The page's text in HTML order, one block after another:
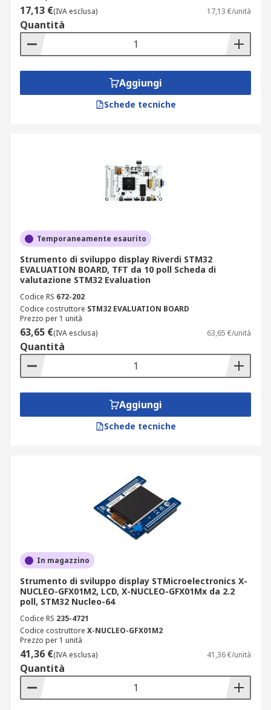
17,13 €(IVA esclusa) 17,13 €/unità
Quantità
Aggiungi
Schede tecniche
Temporaneamente esaurito
Strumento di sviluppo display Riverdi STM32
EVALUATION BOARD, TFT da 10 poll Scheda di
valutazione STM32 Evaluation
Codice RS 672-202
Codice costruttore STM32 EVALUATION BOARD
Prezzo per 1 unità
63,65 €(IVA esclusa) 63,65 €/unità
Quantità
Aggiungi
Schede tecniche
In magazzino
Strumento di sviluppo display STMicroelectronics X-
NUCLEO-GFX01M2, LCD, X-NUCLEO-GFX01Mx da 2.2
poll, STM32 Nucleo-64
Codice RS 235-4721
Codice costruttore X-NUCLEO-GFX01M2
Prezzo per 1 unità
41,36 €(IVA esclusa) 41,36 €/unità
Quantità